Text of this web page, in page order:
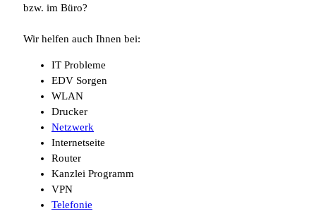
bzw. im Büro?
Wir helfen auch Ihnen bei:
IT Probleme
EDV Sorgen
WLAN
Drucker
Netzwerk
Internetseite
Router
Kanzlei Programm
VPN
Telefonie